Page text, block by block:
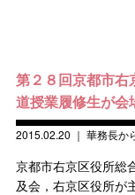
第２８回京都市右
道授業履修生が会
2015.02.20 ｜ 華務長か
京都市右京区役所総
及会，右京区役所が